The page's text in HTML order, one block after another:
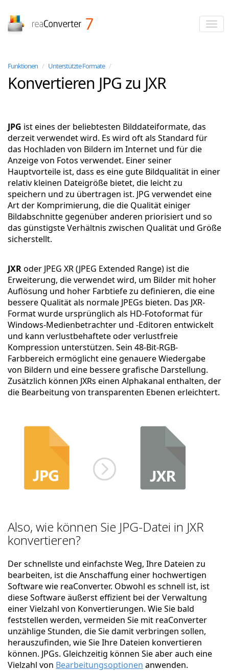
Funktionen / Unterstützte Formate /
Konvertieren JPG zu JXR
JPG ist eines der beliebtesten Bilddateiformate, das
derzeit verwendet wird. Es wird oft als Standard für
das Hochladen von Bildern im Internet und für die
Anzeige von Fotos verwendet. Einer seiner
Hauptvorteile ist, dass es eine gute Bildqualität in einer
relativ kleinen Dateigröße bietet, die leicht zu
speichern und zu übertragen ist. JPG verwendet eine
Art der Komprimierung, die die Qualität einiger
Bildabschnitte gegenüber anderen priorisiert und so
das günstigste Verhältnis zwischen Qualität und Größe
sicherstellt.
JXRoder JPEG XR (JPEG Extended Range) ist die
Erweiterung, die verwendet wird, um Bilder mit hoher
Auflösung und hoher Farbtiefe zu definieren, die eine
bessere Qualität als normale JPEGs bieten. Das JXR-
Format wurde ursprünglich als HD-Fotoformat für
Windows-Medienbetrachter und -Editoren entwickelt
und kann verlustbehaftete oder verlustfreie
Kompression unterstützen. Sein 48-Bit-RGB-
Farbbereich ermöglicht eine genauere Wiedergabe
von Bildern und eine bessere grafische Darstellung.
Zusätzlich können JXRs einen Alphakanal enthalten, der
die Bearbeitung von transparenten Ebenen erleichtert.
Also, wie können Sie JPG-Datei in JXR
konvertieren?
Der schnellste und einfachste Weg, Ihre Dateien zu
bearbeiten, ist die Anschaffung einer hochwertigen
Software wie reaConverter. Obwohl es schnell ist, ist
diese Software äußerst effizient bei der Verwaltung
einer Vielzahl von Konvertierungen. Wie Sie bald
feststellen werden, vermeiden Sie mit reaConverter
unzählige Stunden, die Sie damit verbringen sollen,
herauszufinden, wie Sie Ihre Dateien konvertieren
können. JPGs. Gleichzeitig können Sie aber auch eine
Vielzahl von Bearbeitungsoptionen anwenden.